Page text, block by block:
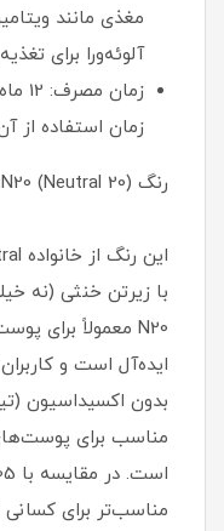
آلوئه‌ورا برای
زمان استفاده از
رنگ N20 (Neutral 20):
با زیرتن خنثی (نه
ایده‌آل است و
بدون اکسیداسیون
مناسب برای
مناسب‌تر برای